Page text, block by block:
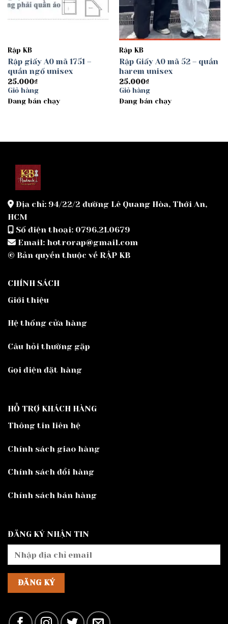
Rập KB
Rập giấy A0 mã 1751 –
quần ngố unisex
25.000₫
Giỏ hàng
Đang bán chạy
Rập KB
Rập Giấy A0 mã 52 – quần
harem unisex
25.000₫
Giỏ hàng
Đang bán chạy
Địa chỉ: 94/22/2 đường Lê Quang Hòa, Thới An,
HCM
Số điện thoại: 0796.21.0679
Email: hotrorap@gmail.com
© Bản quyền thuộc về RẬP KB
CHÍNH SÁCH
Giới thiệu
Hệ thống cửa hàng
Câu hỏi thường gặp
Gọi điện đặt hàng
HỖ TRỢ KHÁCH HÀNG
Thông tin liên hệ
Chính sách giao hàng
Chính sách đổi hàng
Chính sách bán hàng
ĐĂNG KÝ NHẬN TIN